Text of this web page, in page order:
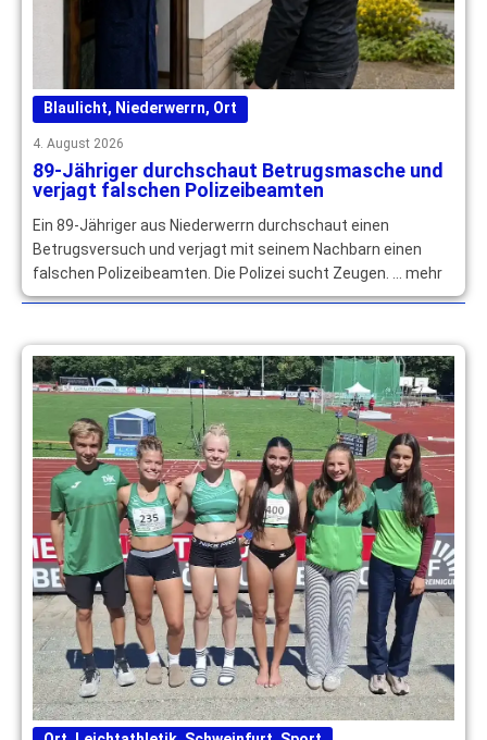
Blaulicht, Niederwerrn, Ort
4. August 2026
89-Jähriger durchschaut Betrugsmasche und
verjagt falschen Polizeibeamten
Ein 89-Jähriger aus Niederwerrn durchschaut einen
Betrugsversuch und verjagt mit seinem Nachbarn einen
falschen Polizeibeamten. Die Polizei sucht Zeugen. … mehr